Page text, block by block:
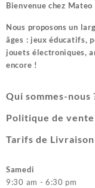
Bienvenue chez Mateo
Nous proposons un
âges : jeux éducatifs,
jouets électroniques,
encore !
Qui sommes-nous
Politique de vente
Tarifs de Livraison
Samedi
9:30 am - 6:30 pm